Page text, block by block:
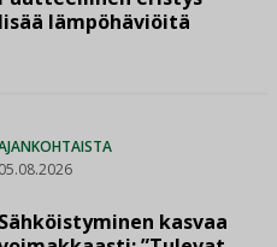
lisää lämpöhäviöitä
05.08.2026
Sähköistyminen kasvaa